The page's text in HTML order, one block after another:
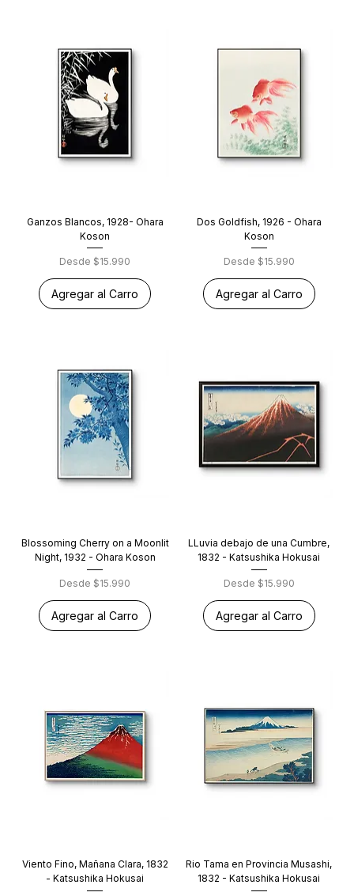
Ganzos Blancos, 1928- Ohara
Koson
Desde $15.990
Precio de oferta
Agregar al Carro
Dos Goldfish, 1926 - Ohara
Koson
Desde $15.990
Precio de oferta
Agregar al Carro
Blossoming Cherry on a Moonlit
Night, 1932 - Ohara Koson
Desde $15.990
Precio de oferta
Agregar al Carro
LLuvia debajo de una Cumbre,
1832 - Katsushika Hokusai
Desde $15.990
Precio de oferta
Agregar al Carro
Viento Fino, Mañana Clara, 1832
- Katsushika Hokusai
Rio Tama en Provincia Musashi,
1832 - Katsushika Hokusai